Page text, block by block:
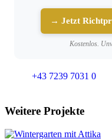
→ Jetzt
Kostenlos.
+43 7239 7031 0
Weitere Projekte